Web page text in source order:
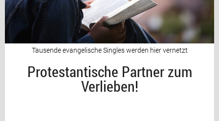
Tausende evangelische Singles werden hier vernetzt
Protestantische Partner zum
Verlieben!